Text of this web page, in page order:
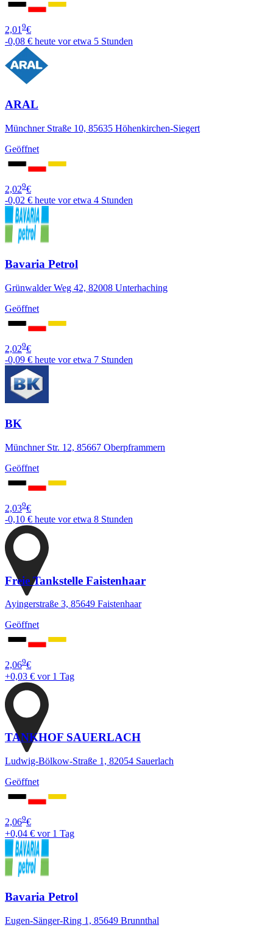
2,019€
-0,08 € heute vor etwa 5 Stunden
ARAL
Münchner Straße 10, 85635 Höhenkirchen-Siegert
Geöffnet
2,029€
-0,02 € heute vor etwa 4 Stunden
Bavaria Petrol
Grünwalder Weg 42, 82008 Unterhaching
Geöffnet
2,029€
-0,09 € heute vor etwa 7 Stunden
BK
Münchner Str. 12, 85667 Oberpframmern
Geöffnet
2,039€
-0,10 € heute vor etwa 8 Stunden
Freie Tankstelle Faistenhaar
Ayingerstraße 3, 85649 Faistenhaar
Geöffnet
2,069€
+0,03 € vor 1 Tag
TANKHOF SAUERLACH
Ludwig-Bölkow-Straße 1, 82054 Sauerlach
Geöffnet
2,069€
+0,04 € vor 1 Tag
Bavaria Petrol
Eugen-Sänger-Ring 1, 85649 Brunnthal